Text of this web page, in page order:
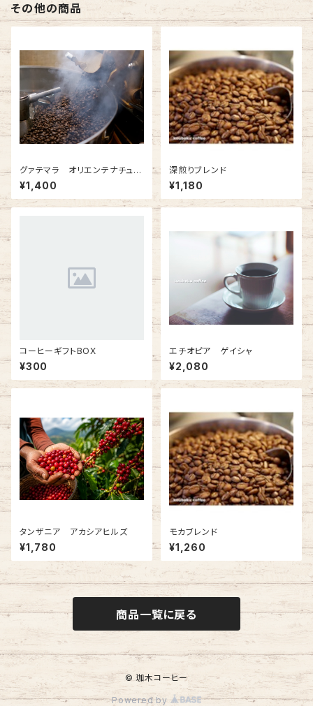
その他の商品
グァテマラ オリエンテナチュラ
ル
¥1,400
深煎りブレンド
¥1,180
コーヒーギフトBOX
¥300
エチオピア ゲイシャ
¥2,080
タンザニア アカシアヒルズ
¥1,780
モカブレンド
¥1,260
商品一覧に戻る
© 珈木コーヒー
Powered by